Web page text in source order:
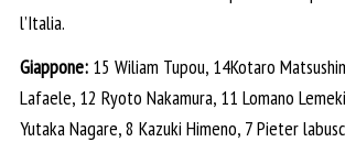
l’Italia.
Giappone: 15 Wiliam Tupou, 14Kotaro
Lafaele, 12 Ryoto Nakamura, 11 Lomano
Yutaka Nagare, 8 Kazuki Himeno, 7 Pieter